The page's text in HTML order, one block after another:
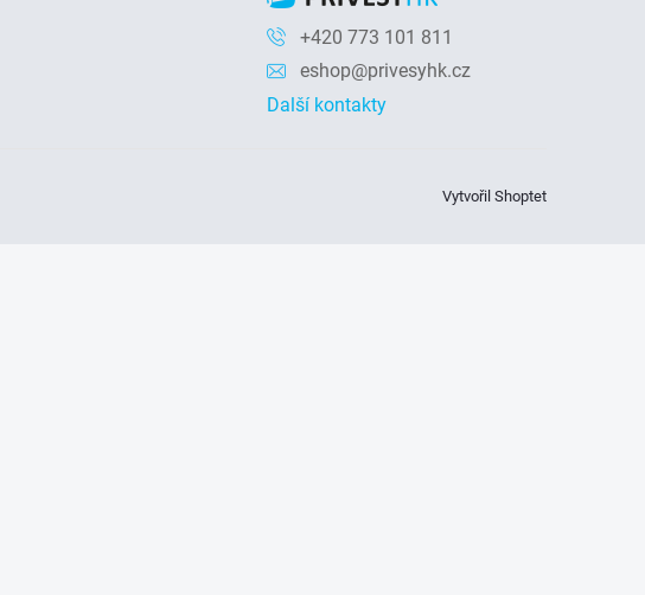
+420 773 101 811
eshop@privesyhk.cz
Další kontakty
Vytvořil Shoptet